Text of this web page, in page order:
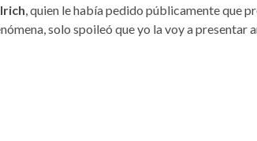
, quien le había pedido públicamente que
solo spoileó que yo la voy a presentar